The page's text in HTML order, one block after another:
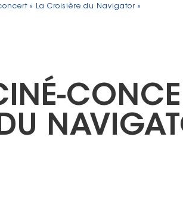
« La Croisière du Navigator »